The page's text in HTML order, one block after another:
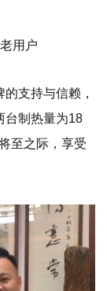
用户
支持与信赖，
台制热量为18
至之际，享受